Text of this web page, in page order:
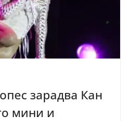
зарадва Кан
мини и